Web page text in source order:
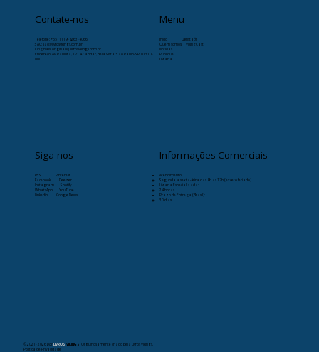
Contate-nos
Telefone:+55 (11) 9-8263-4066
SAC: sac@livrosvikings.com.br
Originais: originais@livrosvikings.com.br
Endereço: Av. Paulista, 171 4º andar, Bela Vista, São Paulo-SP, 01310-
000
Menu
Início
Læristaðr
Quem somos
VikingCast
Notícias
Publique
Livraria
Siga-nos
RSS
Pinterest
Facebook
Deezer
Instagram
Spotify
WhatsApp
YouTube
Linkedin
Google News
Informações Comerciais
Atendimento:
Segunda a sexta-feira das 8h as 17h (exceto feriado)
Livraria Especializada:
24 horas
Prazo de Entrega (Brasil):
30 dias
© 2021- 2026por LIVROSVIKINGS . Orgulhosamente criado pela Livros Vikings.
Política de Privacidade